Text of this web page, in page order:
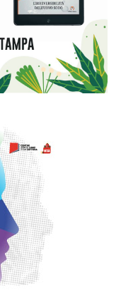
il progetto
in Lombardia e
Ossola,
In quattro anni la
asili nido situati
ad
del progetto
mandato Anita –
che sostiene il
tra 0 e 6 anni, con
povertà e fragilità
di crescita
educanti.
gli asili nido